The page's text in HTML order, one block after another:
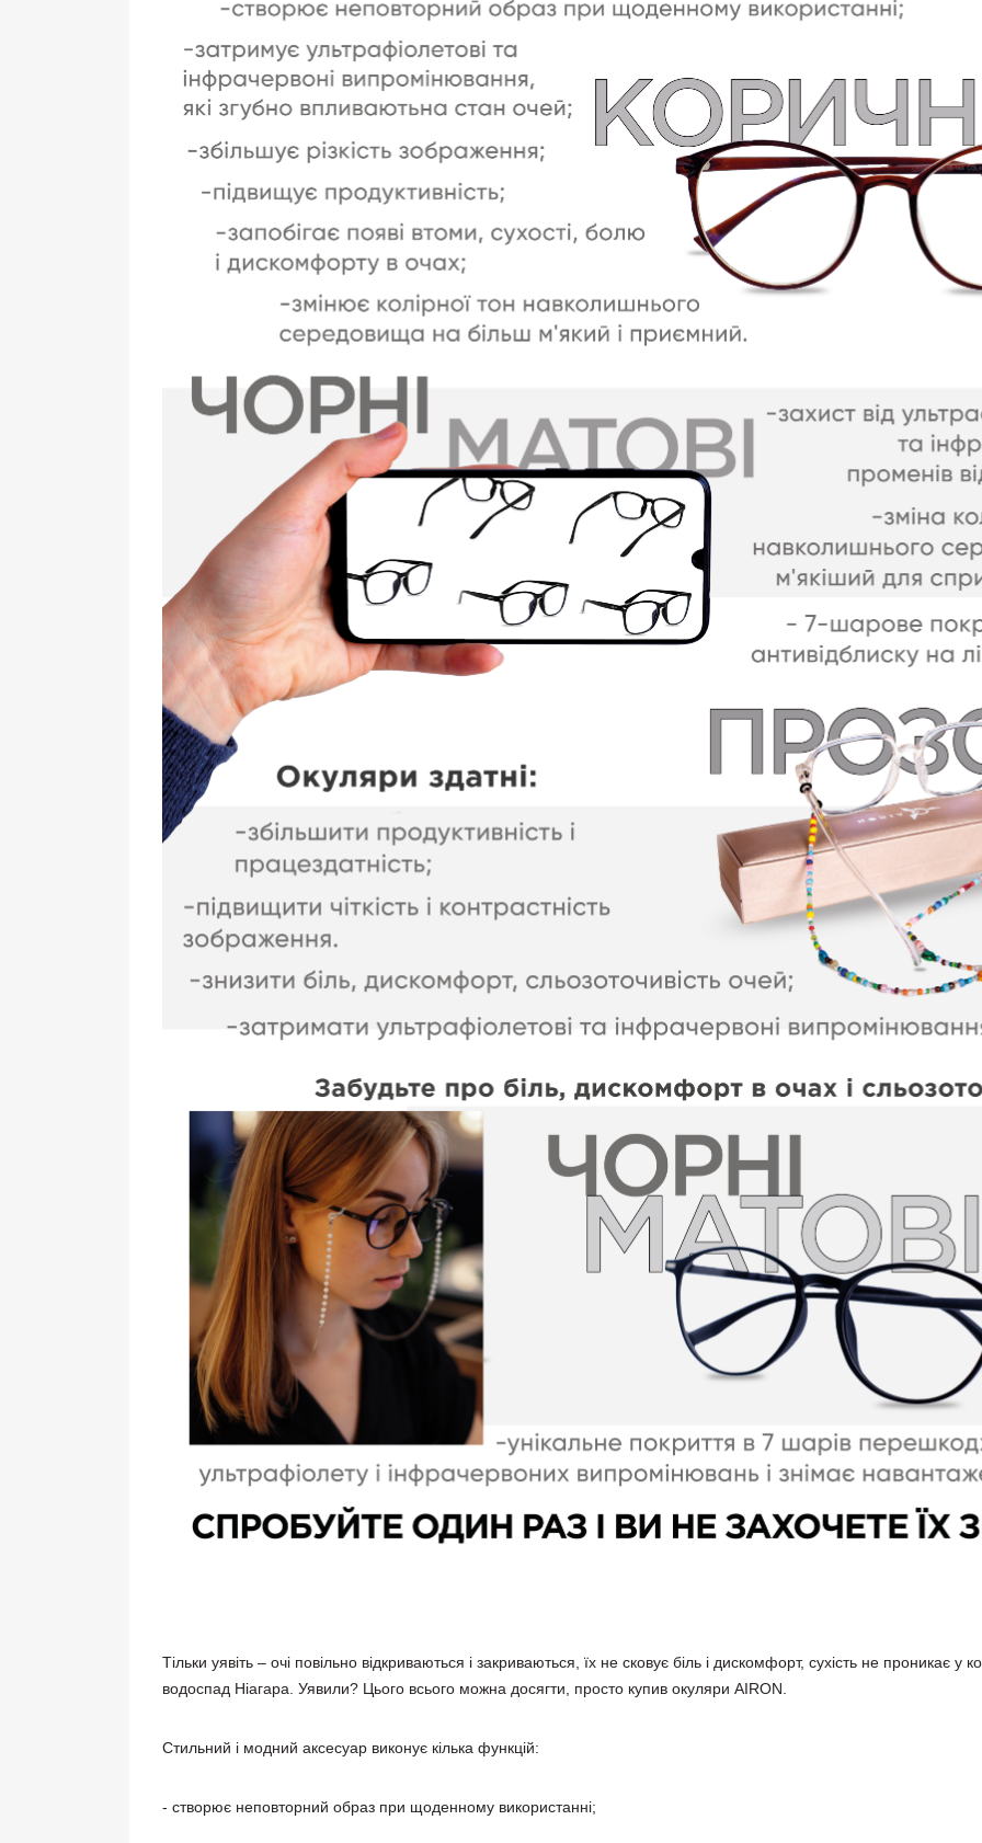
Тільки уявіть – очі повільно відкриваються і закриваються, їх не сковує біль і дискомфорт, сухість не проникає
водоспад Ніагара. Уявили? Цього всього можна досягти, просто купив окуляри AIRON.
Стильний і модний аксесуар виконує кілька функцій:
- створює неповторний образ при щоденному використанні;